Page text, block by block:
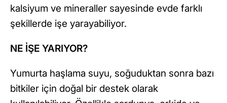
kalsiyum ve mineraller sayesinde evde farklı
şekillerde işe yarayabiliyor.
NE İŞE YARIYOR?
Yumurta haşlama suyu, soğuduktan sonra bazı
bitkiler için doğal bir destek olarak